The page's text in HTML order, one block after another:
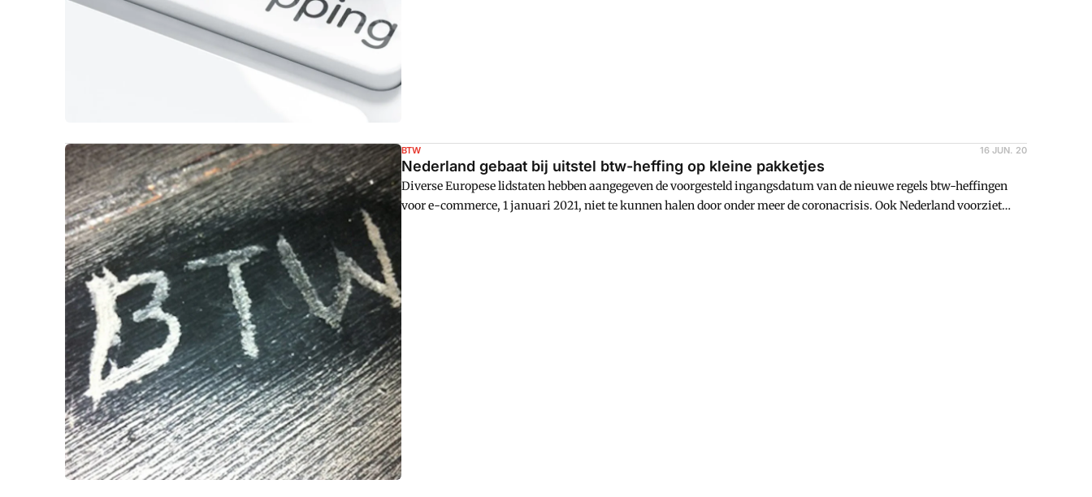
BTW 16 JUN. 20
Nederland gebaat bij uitstel btw-heffing op kleine pakketjes
Diverse Europese lidstaten hebben aangegeven de voorgesteld ingangsdatum van de nieuwe regels btw-heffingen
voor e-commerce, 1 januari 2021, niet te kunnen halen door onder meer de coronacrisis. Ook Nederland voorziet